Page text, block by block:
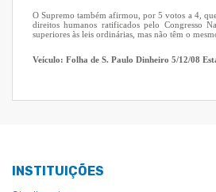
O Supremo também afirmou, por 5 votos a 4,
direitos humanos ratificados pelo Congresso
superiores às leis ordinárias, mas não têm o
Veículo: Folha de S. Paulo Dinheiro 5/12/08
INSTITUIÇÕES